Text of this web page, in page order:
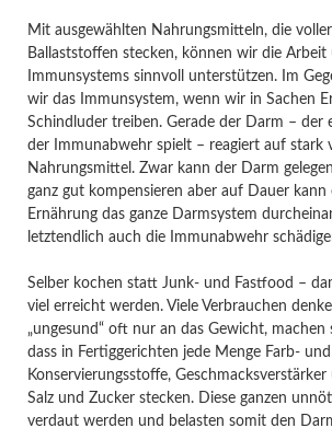
Mit ausgewählten Nahrungsmitteln, die
Ballaststoffen stecken, können wir die Arbeit
Immunsystems sinnvoll unterstützen. Im
wir das Immunsystem, wenn wir in Sachen
Schindluder treiben. Gerade der Darm – der
der Immunabwehr spielt – reagiert auf stark
Nahrungsmittel. Zwar kann der Darm
ganz gut kompensieren aber auf Dauer kann
Ernährung das ganze Darmsystem
letztendlich auch die Immunabwehr
Selber kochen statt Junk- und Fastfood –
viel erreicht werden. Viele Verbrauchen
„ungesund“ oft nur an das Gewicht, machen
dass in Fertiggerichten jede Menge Farb- und
Konservierungsstoffe,
Salz und Zucker stecken. Diese ganzen
verdaut werden und belasten somit den